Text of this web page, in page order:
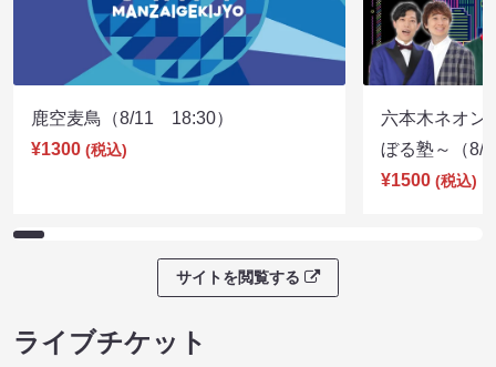
鹿空麦鳥（8/11 18:30）
¥1300 (税込)
六本木ネオン
ぼる塾～（
¥1500 (税込)
サイトを閲覧する
ライブチケット